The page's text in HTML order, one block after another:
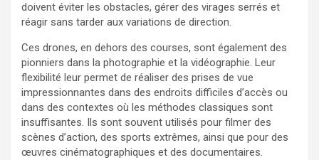
doivent éviter les obstacles, gérer des virages serrés et
réagir sans tarder aux variations de direction.
Ces drones, en dehors des courses, sont également des
pionniers dans la photographie et la vidéographie. Leur
flexibilité leur permet de réaliser des prises de vue
impressionnantes dans des endroits difficiles d’accès ou
dans des contextes où les méthodes classiques sont
insuffisantes. Ils sont souvent utilisés pour filmer des
scènes d’action, des sports extrêmes, ainsi que pour des
œuvres cinématographiques et des documentaires.